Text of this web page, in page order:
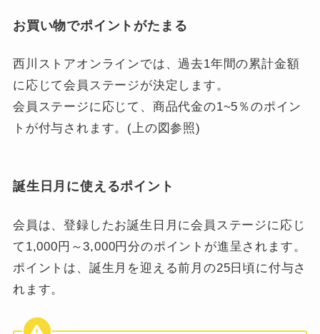
お買い物でポイントがたまる
西川ストアオンラインでは、過去1年間の累計金額
に応じて会員ステージが決定します。
会員ステージに応じて、商品代金の1~5％のポイン
トが付与されます。(上の図参照)
誕生日月に使えるポイント
会員は、登録したお誕生日月に会員ステージに応じ
て1,000円～3,000円分のポイントが進呈されます。
ポイントは、誕生月を迎える前月の25日頃に付与さ
れます。